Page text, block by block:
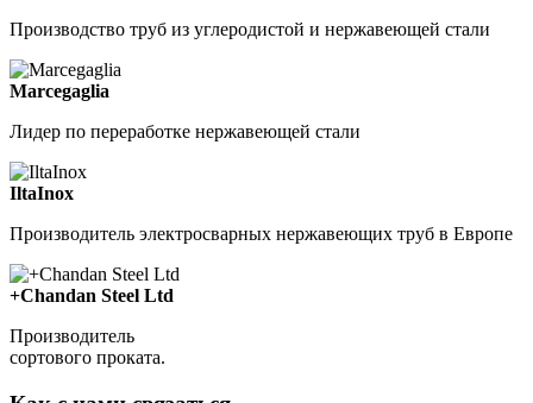
Производство труб из углеродистой и нержавеющей стали
Marcegaglia
Лидер по переработке нержавеющей стали
IltaInox
Производитель электросварных нержавеющих труб в Европе
+Chandan Steel Ltd
Производитель
сортового проката.